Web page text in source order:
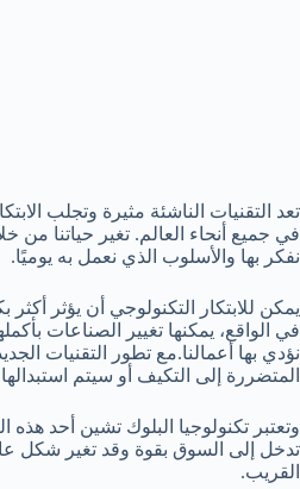
تعد التقنيات الناشئة مثيرة وتجلب
في جميع أنحاء العالم. تغير حياتنا من
نفكر بها والأسلوب الذي نعمل به يوميًا.
يمكن للابتكار التكنولوجي أن يؤثر أكثر
في الواقع، يمكنها تغيير الصناعات
نؤدي بها أعمالنا.مع تطور التقنيات
المتضررة إلى التكيف أو سيتم
وتعتبر تكنولوجيا البلوك تشين أحد هذه
تدخل إلى السوق بقوة وقد تغير شكل
القريب.